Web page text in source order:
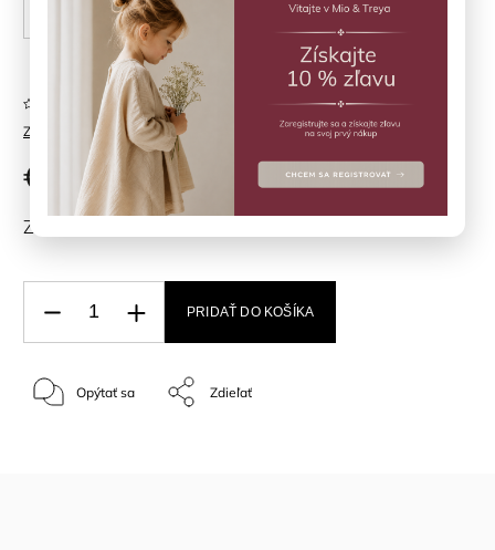
21/22
Značka: EN*FANT
Neohodnotené
€16,90
ZVOĽTE VARIANT
PRIDAŤ DO KOŠÍKA
Opýtať sa Zdieľať